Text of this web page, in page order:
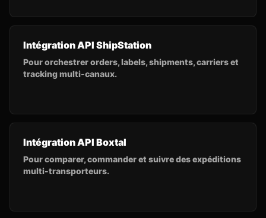
Intégration API ShipStation
Pour orchestrer orders, labels, shipments, carriers et
tracking multi-canaux.
Intégration API Boxtal
Pour comparer, commander et suivre des expéditions
multi-transporteurs.